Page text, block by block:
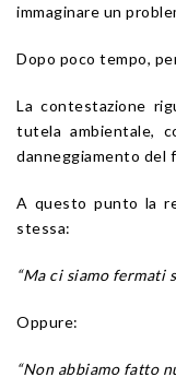
immaginare un
Dopo poco tempo,
La contestazione
tutela ambientale,
danneggiamento del
A questo punto la
stessa:
“Ma ci siamo fermati
Oppure:
“Non abbiamo fatto